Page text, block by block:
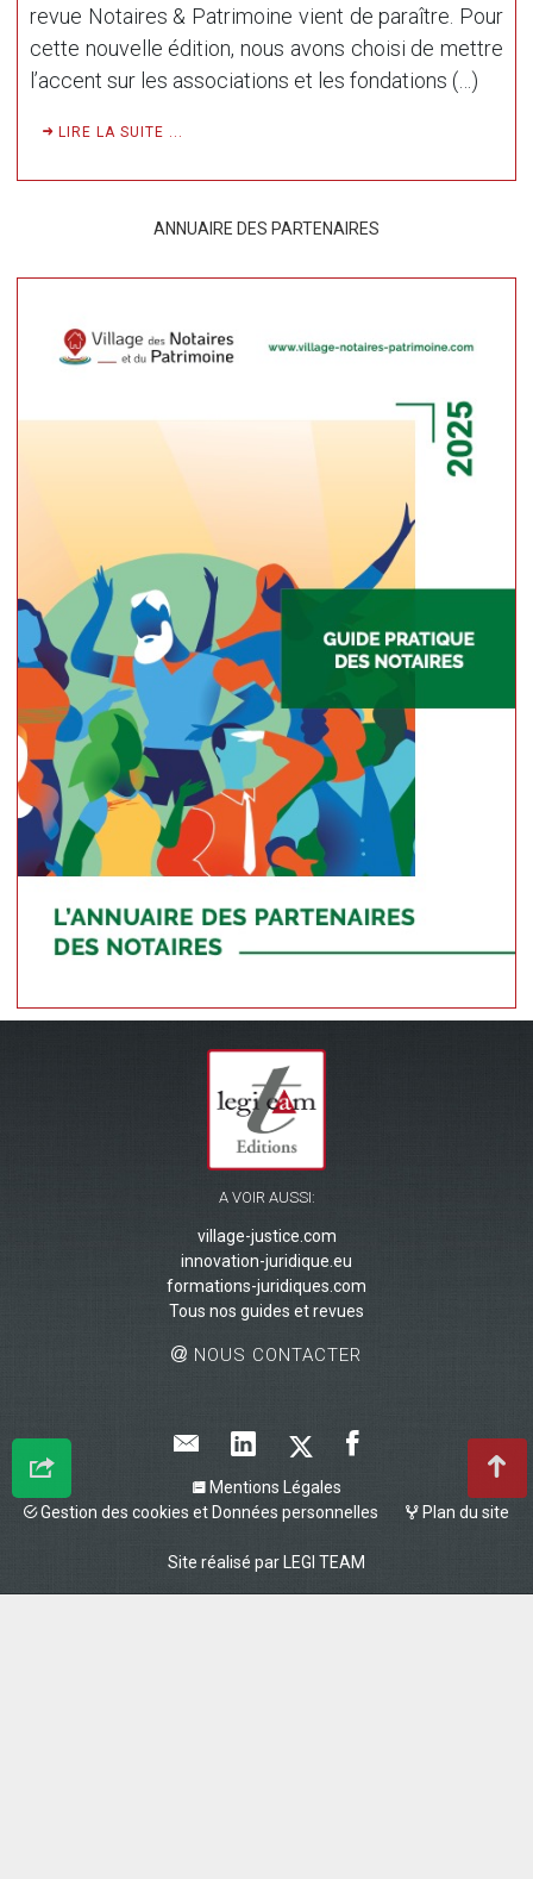
revue Notaires & Patrimoine vient de paraître. Pour
cette nouvelle édition, nous avons choisi de mettre
l’accent sur les associations et les fondations (…)
LIRE LA SUITE ...
ANNUAIRE DES PARTENAIRES
A VOIR AUSSI:
village-justice.com
innovation-juridique.eu
formations-juridiques.com
Tous nos guides et revues
NOUS CONTACTER
Mentions Légales
Gestion des cookies et Données personnelles
Plan du site
Site réalisé par LEGI TEAM